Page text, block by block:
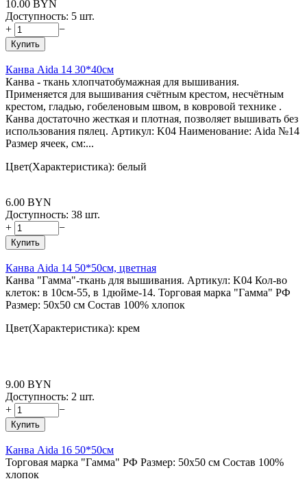
10.00 BYN
Доступность: 5 шт.
+
−
Купить
Канва Aida 14 30*40см
Канва - ткань хлопчатобумажная для вышивания.
Применяется для вышивания счётным крестом, несчётным
крестом, гладью, гобеленовым швом, в ковровой технике .
Канва достаточно жесткая и плотная, позволяет вышивать без
использования пялец. Артикул: K04 Наименование: Aida №14
Размер ячеек, см:...
Цвет(Характеристика): белый
6.00 BYN
Доступность: 38 шт.
+
−
Купить
Канва Aida 14 50*50см, цветная
Канва "Гамма"-ткань для вышивания. Артикул: K04 Кол-во
клеток: в 10см-55, в 1дюйме-14. Торговая марка "Гамма" РФ
Размер: 50x50 см Состав 100% хлопок
Цвет(Характеристика): крем
9.00 BYN
Доступность: 2 шт.
+
−
Купить
Канва Aida 16 50*50см
Торговая марка "Гамма" РФ Размер: 50x50 см Состав 100%
хлопок